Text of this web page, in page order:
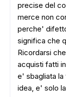
precise del
merce non
perche'
significa che
Ricordarsi
acquisti fatti
e' sbagliata
idea, e' solo